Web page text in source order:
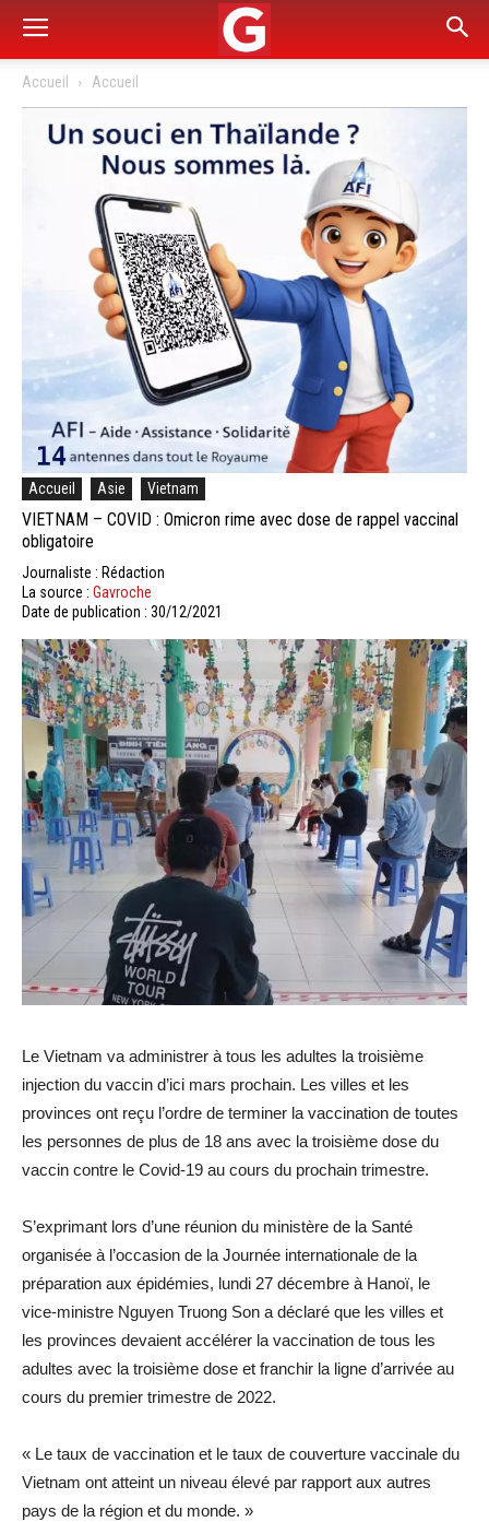
Accueil Accueil
Accueil Asie Vietnam
VIETNAM – COVID : Omicron rime avec dose de rappel vaccinal
obligatoire
Journaliste : Rédaction
La source : Gavroche
Date de publication : 30/12/2021
Le Vietnam va administrer à tous les adultes la troisième
injection du vaccin d’ici mars prochain. Les villes et les
provinces ont reçu l’ordre de terminer la vaccination de toutes
les personnes de plus de 18 ans avec la troisième dose du
vaccin contre le Covid-19 au cours du prochain trimestre.
S’exprimant lors d’une réunion du ministère de la Santé
organisée à l’occasion de la Journée internationale de la
préparation aux épidémies, lundi 27 décembre à Hanoï, le
vice-ministre Nguyen Truong Son a déclaré que les villes et
les provinces devaient accélérer la vaccination de tous les
adultes avec la troisième dose et franchir la ligne d’arrivée au
cours du premier trimestre de 2022.
« Le taux de vaccination et le taux de couverture vaccinale du
Vietnam ont atteint un niveau élevé par rapport aux autres
pays de la région et du monde. »